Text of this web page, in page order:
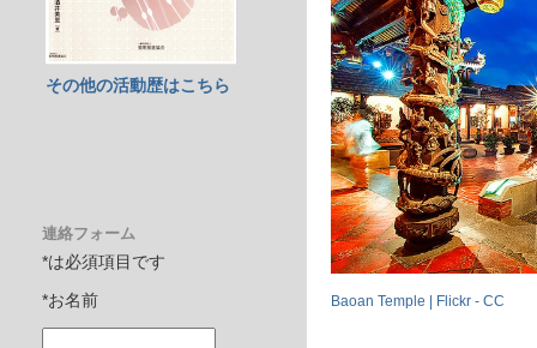
Baoan Temple | Flickr - CC
その他の活動歴はこちら
連絡フォーム
*は必須項目です
*お名前